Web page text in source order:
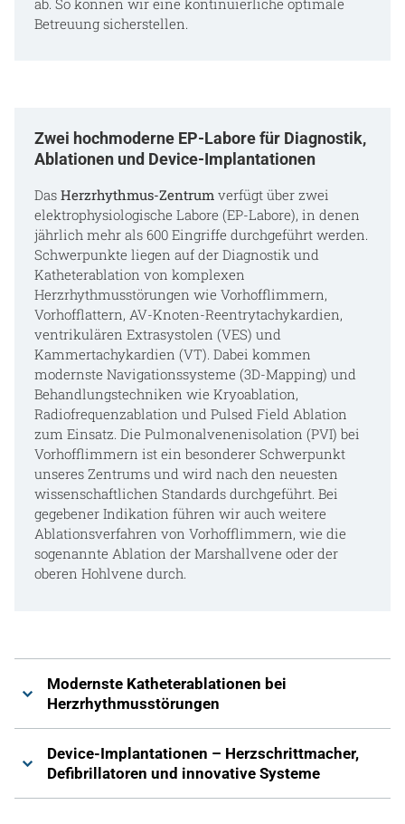
Betreuung sicherstellen.
Zwei hochmoderne EP-Labore für Diagnostik,
Ablationen und Device-Implantationen
Das Herzrhythmus-Zentrumverfügt über zwei
elektrophysiologische Labore (EP-Labore), in denen
jährlich mehr als 600 Eingriffe durchgeführt werden.
Schwerpunkte liegen auf der Diagnostik und
Katheterablation von komplexen
Herzrhythmusstörungen wie Vorhofflimmern,
Vorhofflattern, AV-Knoten-Reentrytachykardien,
ventrikulären Extrasystolen (VES) und
Kammertachykardien (VT). Dabei kommen
modernste Navigationssysteme (3D-Mapping) und
Behandlungstechniken wie Kryoablation,
Radiofrequenzablation und Pulsed Field Ablation
zum Einsatz. Die Pulmonalvenenisolation (PVI) bei
Vorhofflimmern ist ein besonderer Schwerpunkt
unseres Zentrums und wird nach den neuesten
wissenschaftlichen Standards durchgeführt. Bei
gegebener Indikation führen wir auch weitere
Ablationsverfahren von Vorhofflimmern, wie die
sogenannte Ablation der Marshallvene oder der
oberen Hohlvene durch.
Modernste Katheterablationen bei
Herzrhythmusstörungen
Device-Implantationen – Herzschrittmacher,
Defibrillatoren und innovative Systeme